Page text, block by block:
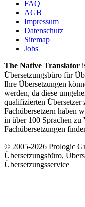
FAQ
AGB
Impressum
Datenschutz
Sitemap
Jobs
The Native Translator
Übersetzungsbüro für
Ihre Übersetzungen
werden, da diese
qualifizierten Übersetzer
Fachübersetzern haben
in über 100 Sprachen
Fachübersetzungen
© 2005-2026 Prologic
Übersetzungsbüro,
Übersetzungsservice